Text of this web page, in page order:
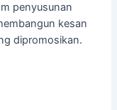
penyusunan
kesan
dipromosikan.